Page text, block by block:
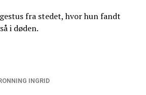
fra stedet, hvor hun fandt
i døden.
INGRID